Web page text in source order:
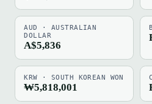
AUD · AUSTRALIAN
DOLLAR
A$5,836
KRW · SOUTH KOREAN WON
₩5,818,001